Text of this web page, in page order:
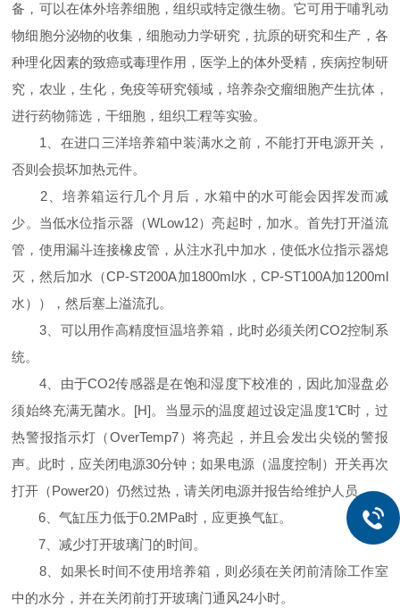
备，可以在体外培养细胞，组织或特定微生物。它可用于哺乳动
物细胞分泌物的收集，细胞动力学研究，抗原的研究和生产，各
种理化因素的致癌或毒理作用，医学上的体外受精，疾病控制研
究，农业，生化，免疫等研究领域，培养杂交瘤细胞产生抗体，
进行药物筛选，干细胞，组织工程等实验。
1、在进口三洋培养箱中装满水之前，不能打开电源开关，
否则会损坏加热元件。
2、培养箱运行几个月后，水箱中的水可能会因挥发而减
少。当低水位指示器（WLow12）亮起时，加水。首先打开溢流
管，使用漏斗连接橡皮管，从注水孔中加水，使低水位指示器熄
灭，然后加水（CP-ST200A加1800ml水，CP-ST100A加1200ml
水）），然后塞上溢流孔。
3、可以用作高精度恒温培养箱，此时必须关闭CO2控制系
统。
4、由于CO2传感器是在饱和湿度下校准的，因此加湿盘必
须始终充满无菌水。[H]。当显示的温度超过设定温度1℃时，过
热警报指示灯（OverTemp7）将亮起，并且会发出尖锐的警报
声。此时，应关闭电源30分钟；如果电源（温度控制）开关再次
打开（Power20）仍然过热，请关闭电源并报告给维护人员。
6、气缸压力低于0.2MPa时，应更换气缸。
7、减少打开玻璃门的时间。
8、如果长时间不使用培养箱，则必须在关闭前清除工作室
中的水分，并在关闭前打开玻璃门通风24小时。